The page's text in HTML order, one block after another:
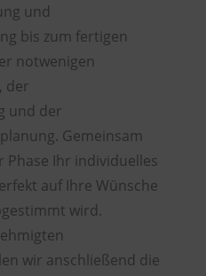
und
bis zum fertigen
notwenigen
der
und der
Gemeinsam
Phase Ihr individuelles
auf Ihre Wünsche
wird.
wir anschließend die